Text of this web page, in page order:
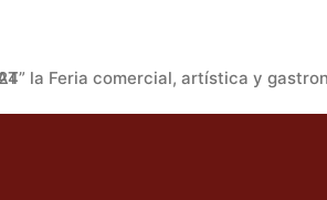
la Feria comercial, artística y